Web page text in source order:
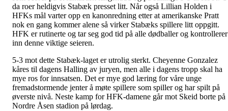
da roer heldigvis Stabæk presset litt. Når også Lillian Holden i
HFKs mål varter opp en kanonredning etter at amerikanske Pratt
nok en gang kommer alene så virker Stabæks spillere litt oppgitt.
HFK er rutinerte og tar seg god tid på alle dødballer og kontrollerer
inn denne viktige seieren.
5-3 mot dette Stabæk-laget er utrolig sterkt. Cheyenne Gonzalez
kåres til dagens Halling av juryen, men alle i dagens tropp skal ha
mye ros for innsatsen. Det er mye god læring for våre unge
fremadstormende jenter å møte spillere som spiller og har spilt på
øverste nivå. Neste kamp for HFK-damene går mot Skeid borte på
Nordre Åsen stadion på lørdag.